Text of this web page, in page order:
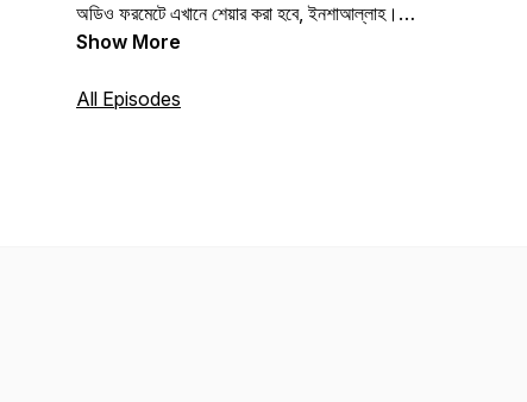
অডিও ফরমেটে এখানে শেয়ার করা হবে, ইনশাআল্লাহ।
#"নোমান আলী খান বাংলা অডিও" #"নোমান আলী খান
Show More
All Episodes